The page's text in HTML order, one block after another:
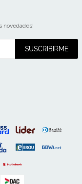
novedades!
SUSCRIBIRME